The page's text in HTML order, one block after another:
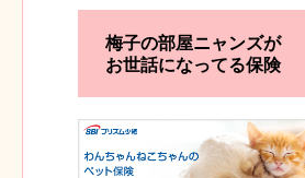
梅子の部屋ニャンズが
お世話になってる保険